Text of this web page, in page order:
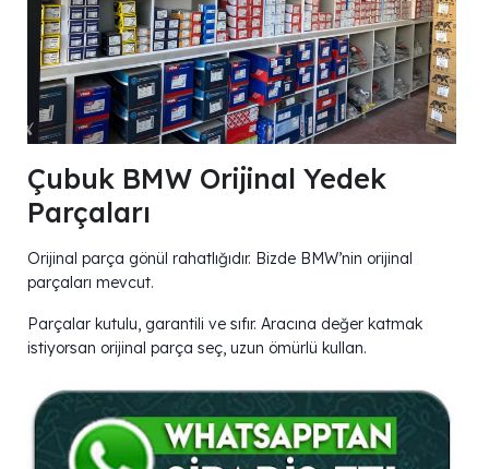
Çubuk BMW Orijinal Yedek
Parçaları
Orijinal parça gönül rahatlığıdır. Bizde BMW’nin orijinal
parçaları mevcut.
Parçalar kutulu, garantili ve sıfır. Aracına değer katmak
istiyorsan orijinal parça seç, uzun ömürlü kullan.